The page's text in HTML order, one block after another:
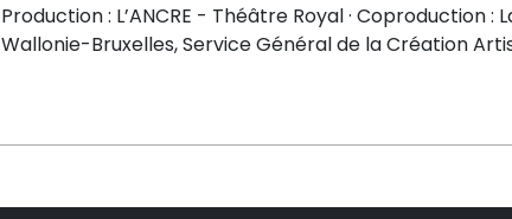
Production : L’ANCRE - Théâtre Royal · Coproduction
Wallonie-Bruxelles, Service Général de la Création